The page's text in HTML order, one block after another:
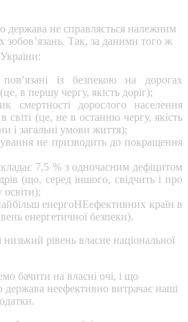
держава не справляється належним
зобов’язань. Так, за даними того ж
пов’язані із безпекою на дорогах
в першу чергу, якість доріг);
смертності дорослого населення
світі (це, не в останню чергу, якість
і загальні умови життя);
не призводить до покращення
7,5 % з одночасним дефіцитом
(що, серед іншого, свідчить і про
освіти);
енергоНЕефективних країн в
енергетичної безпеки).
рівень власне національної
бачити на власні очі, і що
держава неефективно витрачає наші